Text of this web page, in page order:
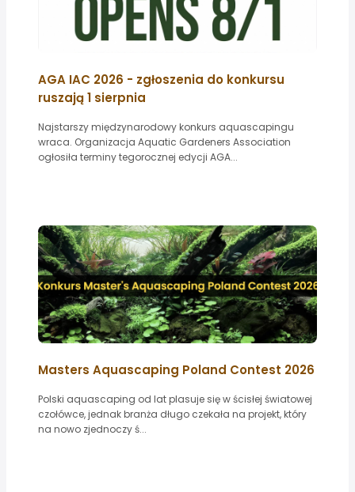
AGA IAC 2026 - zgłoszenia do konkursu
ruszają 1 sierpnia
Najstarszy międzynarodowy konkurs aquascapingu
wraca. Organizacja Aquatic Gardeners Association
ogłosiła terminy tegorocznej edycji AGA...
Masters Aquascaping Poland Contest 2026
Polski aquascaping od lat plasuje się w ścisłej światowej
czołówce, jednak branża długo czekała na projekt, który
na nowo zjednoczy ś...